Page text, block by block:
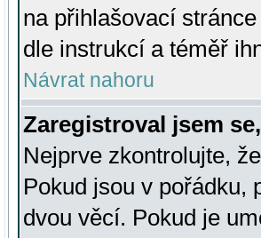
na přihlašovací
dle instrukcí a téměř
Návrat nahoru
Zaregistroval jsem
Nejprve zkontrolujte,
Pokud jsou v pořádku,
dvou věcí. Pokud je